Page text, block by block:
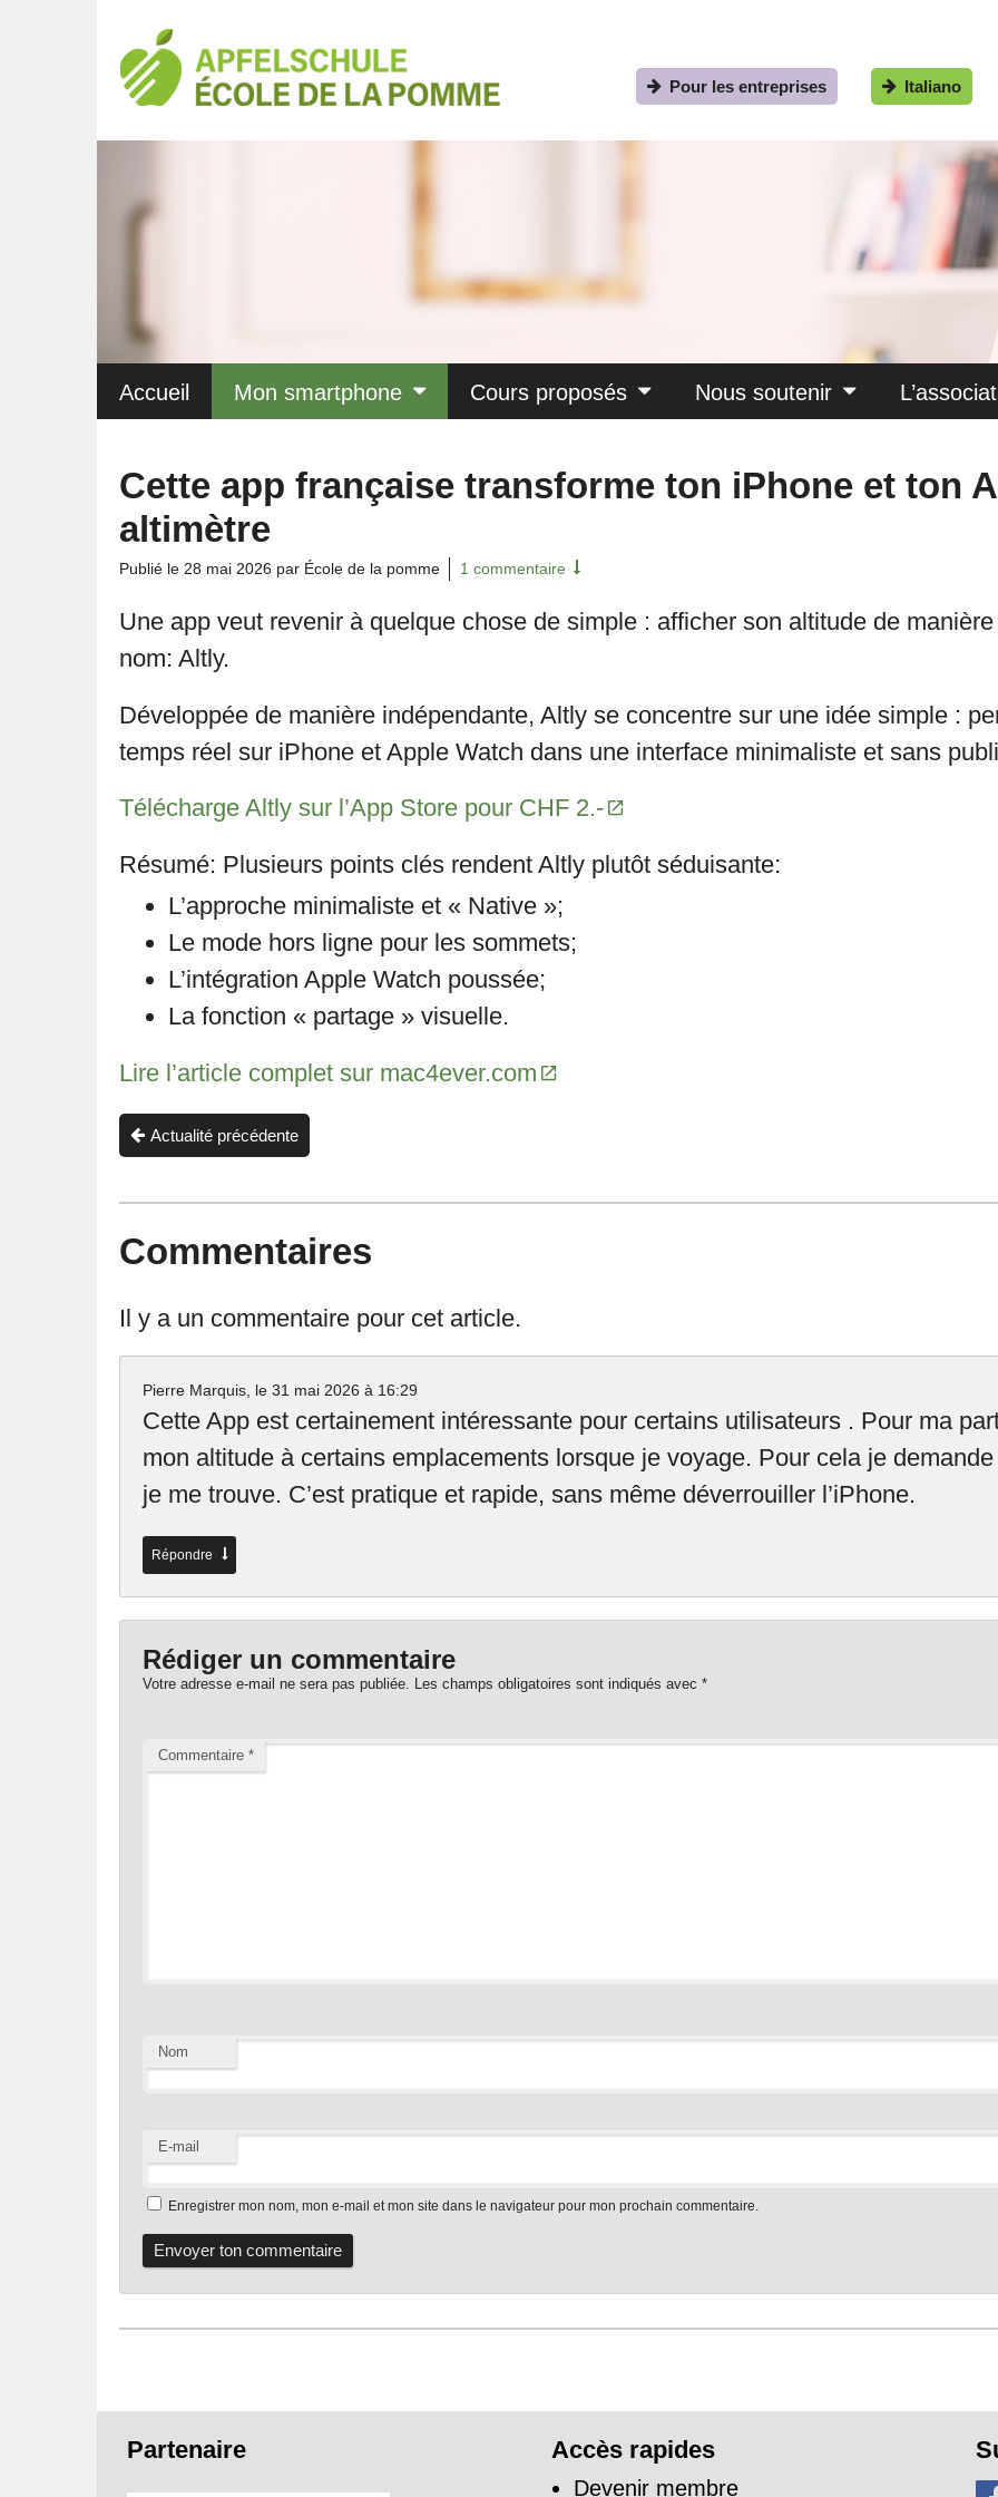
Italiano
Pour les entreprises
Accueil Mon smartphone Cours proposés Nous soutenir
Cette app française transforme ton iPhone et ton
altimètre
Publié le 28 mai 2026 par École de la pomme 1 commentaire
Une app veut revenir à quelque chose de simple : afficher son altitude de
nom: Altly.
Développée de manière indépendante, Altly se concentre sur une idée simple :
temps réel sur iPhone et Apple Watch dans une interface minimaliste et sans
Télécharge Altly sur l’App Store pour CHF 2.-
Résumé: Plusieurs points clés rendent Altly plutôt séduisante:
L’approche minimaliste et « Native »;
Le mode hors ligne pour les sommets;
L’intégration Apple Watch poussée;
La fonction « partage » visuelle.
Lire l’article complet sur mac4ever.com
Actualité précédente
Commentaires
Il y a un commentaire pour cet article.
Pierre Marquis, le 31 mai 2026 à 16:29
Cette App est certainement intéressante pour certains utilisateurs . Pour ma
mon altitude à certains emplacements lorsque je voyage. Pour cela je
je me trouve. C’est pratique et rapide, sans même déverrouiller l’iPhone.
Répondre
Rédiger un commentaire
Votre adresse e-mail ne sera pas publiée. Les champs obligatoires sont indiqués avec *
Commentaire *
Nom
E-mail
Enregistrer mon nom, mon e-mail et mon site dans le navigateur pour mon prochain commentaire.
Accès rapides
Devenir membre
Partenaire